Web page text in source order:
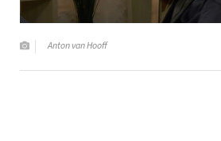
Anton van Hooff